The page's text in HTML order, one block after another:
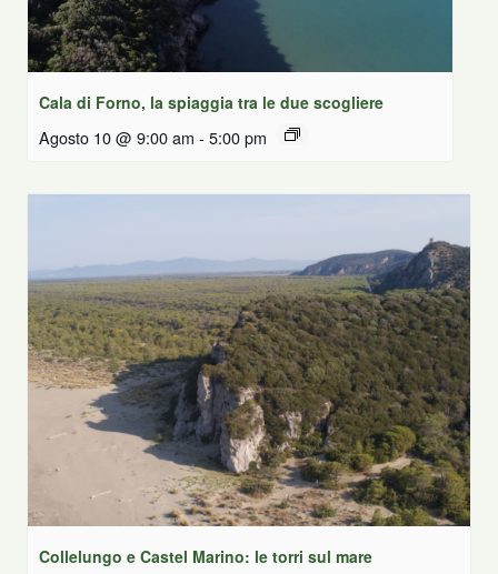
Cala di Forno, la spiaggia tra le due scogliere
Agosto 10 @ 9:00 am - 5:00 pm
Collelungo e Castel Marino: le torri sul mare